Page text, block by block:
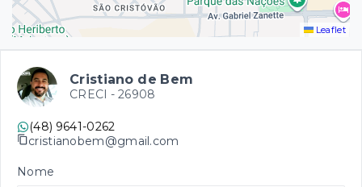
Leaflet
Cristiano de Bem
CRECI - 26908
(48) 9641-0262
cristianobem@gmail.com
Nome